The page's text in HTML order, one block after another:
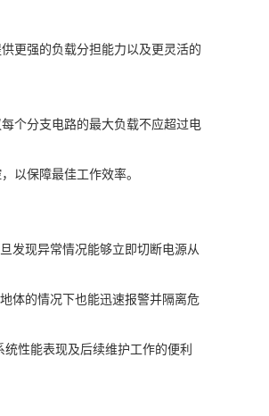
更强的负载分担能力以及更灵活的
个分支电路的最大负载不应超过电
以保障最佳工作效率。
发现异常情况能够立即切断电源从
体的情况下也能迅速报警并隔离危
性能表现及后续维护工作的便利